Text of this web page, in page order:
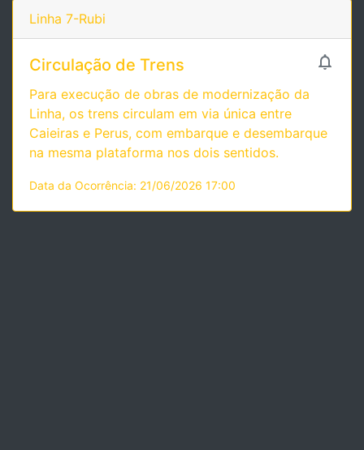
Linha 7-Rubi

Circulação de Trens
Para execução de obras de modernização da
Linha, os trens circulam em via única entre
Caieiras e Perus, com embarque e desembarque
na mesma plataforma nos dois sentidos.
Data da Ocorrência: 21/06/2026 17:00